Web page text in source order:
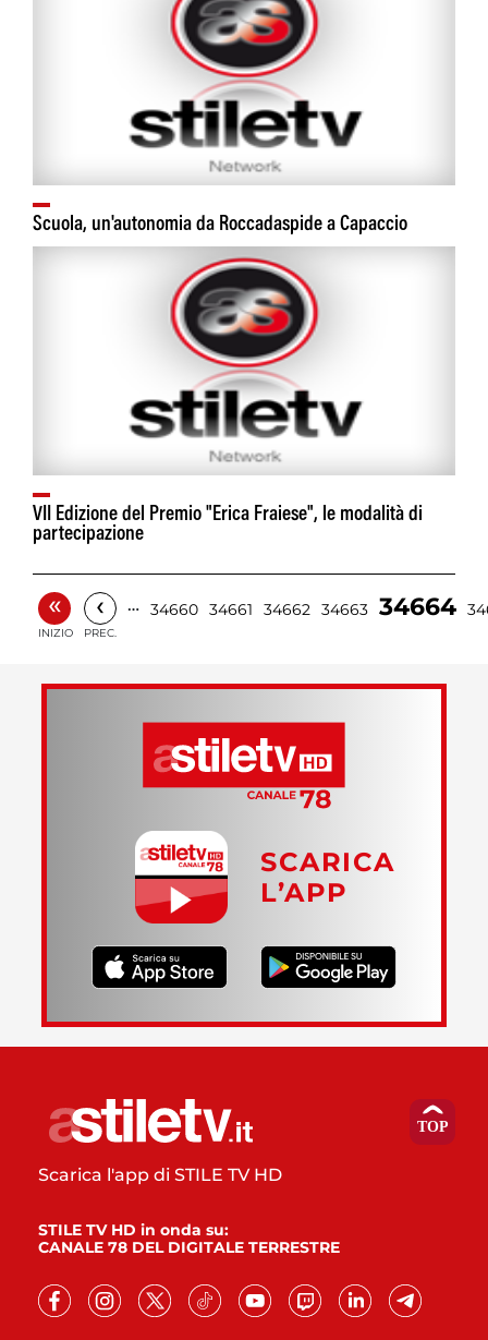
Scuola, un'autonomia da Roccadaspide a Capaccio
VII Edizione del Premio "Erica Fraiese", le modalità di
partecipazione
«
INIZIO
‹
PREC.
… 34660 34661 34662 34663 34664
SCARICA
L’APP
Scarica l'app di STILE TV HD
STILE TV HD in onda su:
CANALE 78 DEL DIGITALE TERRESTRE